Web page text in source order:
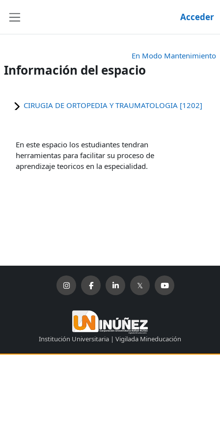
Acceder
En Modo Mantenimiento
Información del espacio
CIRUGIA DE ORTOPEDIA Y TRAUMATOLOGIA [1202]
En este espacio los estudiantes tendran
herramientas para facilitar su proceso de
aprendizaje teoricos en la especialidad.
Institución Universitaria | Vigilada Mineducación